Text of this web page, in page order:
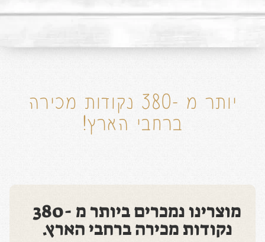
יותר מ -380 נקודות מכירה
ברחבי הארץ!
מוצרינו נמכרים ביותר מ -380
נקודות מכירה ברחבי הארץ.